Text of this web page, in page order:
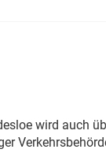
wird auch